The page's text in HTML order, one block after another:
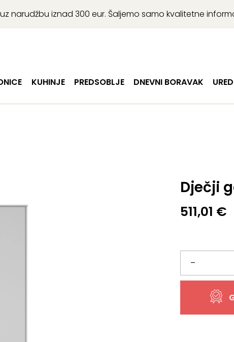
narudžbu iznad 300 eur. Šaljemo samo kvalitetne
KUHINJE PREDSOBLJE DNEVNI BORAVAK
Dječji
511,01 €
–
Dječji
garderobni